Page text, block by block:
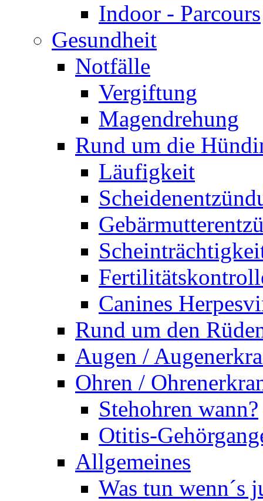
Indoor - Parcours
Gesundheit
Notfälle
Vergiftung
Magendrehung
Rund um die
Läufigkeit
Canines
Rund um den
Augen /
Ohren /
Stehohren wann?
Otitis-
Allgemeines
Was tun wenn´s